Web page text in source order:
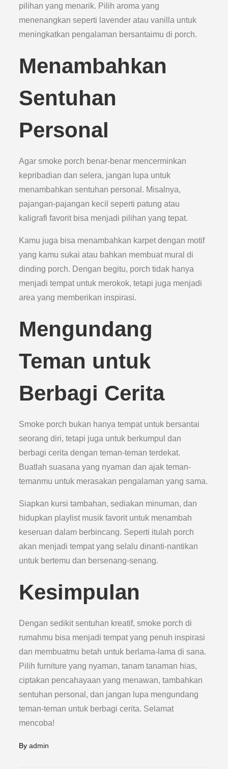
pilihan yang menarik. Pilih aroma yang
menenangkan seperti lavender atau vanilla untuk
meningkatkan pengalaman bersantaimu di porch.
Menambahkan
Sentuhan
Personal
Agar smoke porch benar-benar mencerminkan
kepribadian dan selera, jangan lupa untuk
menambahkan sentuhan personal. Misalnya,
pajangan-pajangan kecil seperti patung atau
kaligrafi favorit bisa menjadi pilihan yang tepat.
Kamu juga bisa menambahkan karpet dengan motif
yang kamu sukai atau bahkan membuat mural di
dinding porch. Dengan begitu, porch tidak hanya
menjadi tempat untuk merokok, tetapi juga menjadi
area yang memberikan inspirasi.
Mengundang
Teman untuk
Berbagi Cerita
Smoke porch bukan hanya tempat untuk bersantai
seorang diri, tetapi juga untuk berkumpul dan
berbagi cerita dengan teman-teman terdekat.
Buatlah suasana yang nyaman dan ajak teman-
temanmu untuk merasakan pengalaman yang sama.
Siapkan kursi tambahan, sediakan minuman, dan
hidupkan playlist musik favorit untuk menambah
keseruan dalam berbincang. Seperti itulah porch
akan menjadi tempat yang selalu dinanti-nantikan
untuk bertemu dan bersenang-senang.
Kesimpulan
Dengan sedikit sentuhan kreatif, smoke porch di
rumahmu bisa menjadi tempat yang penuh inspirasi
dan membuatmu betah untuk berlama-lama di sana.
Pilih furniture yang nyaman, tanam tanaman hias,
ciptakan pencahayaan yang menawan, tambahkan
sentuhan personal, dan jangan lupa mengundang
teman-teman untuk berbagi cerita. Selamat
mencoba!
Byadmin